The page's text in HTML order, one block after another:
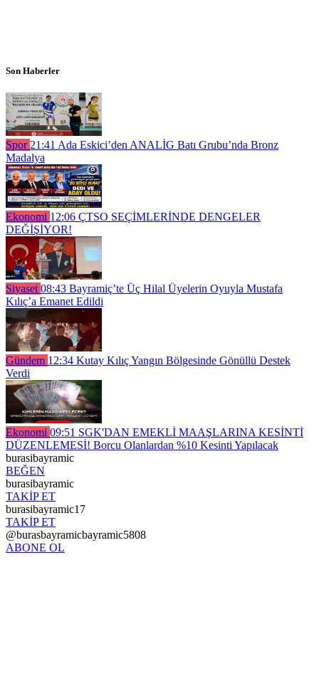
Son Haberler
Spor 21:41 Ada Eskici’den ANALİG Batı Grubu’nda Bronz
Madalya
Ekonomi 12:06 ÇTSO SEÇİMLERİNDE DENGELER
DEĞİŞİYOR!
Siyaset 08:43 Bayramiç’te Üç Hilal Üyelerin Oyuyla Mustafa
Kılıç’a Emanet Edildi
Gündem 12:34 Kutay Kılıç Yangın Bölgesinde Gönüllü Destek
Verdi
Ekonomi 09:51 SGK'DAN EMEKLİ MAAŞLARINA KESİNTİ
DÜZENLEMESİ! Borcu Olanlardan %10 Kesinti Yapılacak
burasibayramic
BEĞEN
burasibayramic
TAKİP ET
burasibayramic17
TAKİP ET
@burasbayramicbayramic5808
ABONE OL